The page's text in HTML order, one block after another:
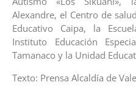
Alexandre, el Centro de
Educativo Caipa, la
Instituto Educación
Tamanaco y la Unidad
Texto: Prensa Alcaldía de